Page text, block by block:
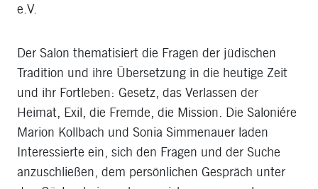
e.V.
Der Salon thematisiert die Fragen der jüdischen
Tradition und ihre Übersetzung in die heutige Zeit
und ihr Fortleben: Gesetz, das Verlassen der
Heimat, Exil, die Fremde, die Mission. Die Saloniére
Marion Kollbach und Sonia Simmenauer laden
Interessierte ein, sich den Fragen und der Suche
anzuschließen, dem persönlichen Gespräch unter